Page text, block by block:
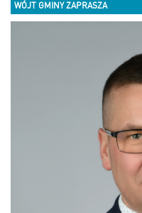
WÓJT GMINY ZAPRASZA